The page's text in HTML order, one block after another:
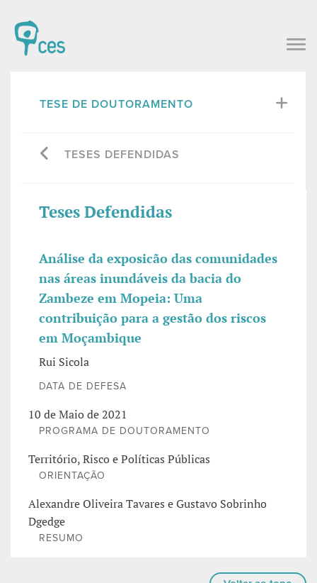
TESE DE DOUTORAMENTO
TESES DEFENDIDAS
Teses Defendidas
Análise da exposicão das comunidades
nas áreas inundáveis da bacia do
Zambeze em Mopeia: Uma
contribuição para a gestão dos riscos
em Moçambique
Rui Sicola
DATA DE DEFESA
10 de Maio de 2021
PROGRAMA DE DOUTORAMENTO
Território, Risco e Políticas Públicas
ORIENTAÇÃO
Alexandre Oliveira Tavares e Gustavo Sobrinho
Dgedge
RESUMO